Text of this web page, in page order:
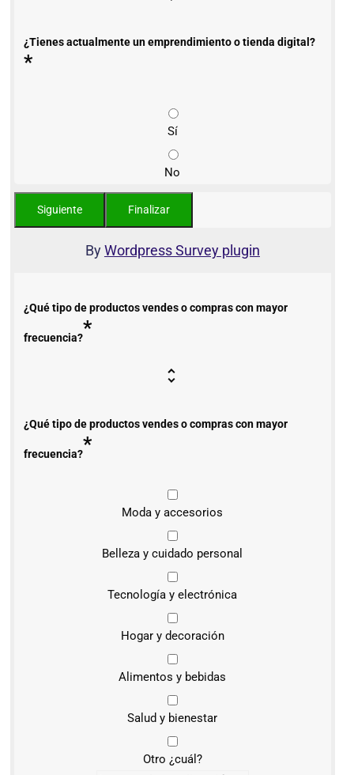
¿Tienes actualmente un emprendimiento o tienda digital?
*
Sí
No
ByWordpress Survey plugin
¿Qué tipo de productos vendes o compras con mayor
frecuencia?*
¿Qué tipo de productos vendes o compras con mayor
frecuencia?*
Moda y accesorios
Belleza y cuidado personal
Tecnología y electrónica
Hogar y decoración
Alimentos y bebidas
Salud y bienestar
Otro ¿cuál?